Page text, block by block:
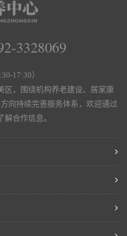
3328069
17:30）
区，围绕机构养老建设、居家康
向持续完善服务体系，欢迎通过
合作信息。